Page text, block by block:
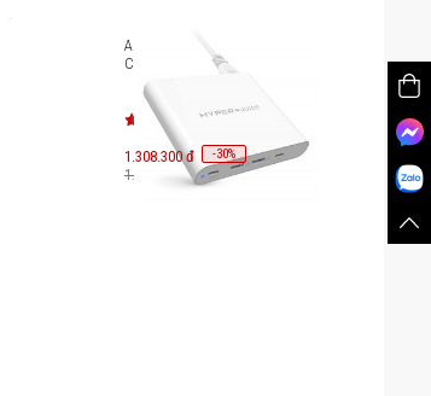
Adapter HyperJuice 87W USB-C
Charger QC3.0 PD87-2C2A
1.308.300 đ -30%
1.869.000 đ